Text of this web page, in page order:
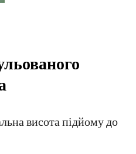
висота підйому до